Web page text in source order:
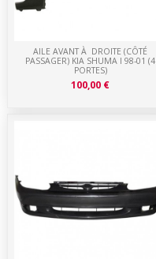
AILE AVANT À DROITE (CÔTÉ
PASSAGER) KIA SHUMA I 98-01 (4
PORTES)
100,00 €